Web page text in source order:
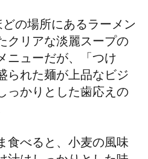
の場所にあるラーメン
クリアな淡麗スープの
ニューだが、「つけ
られた麺が上品なビジ
っかりとした歯応えの
食べると、小麦の風味